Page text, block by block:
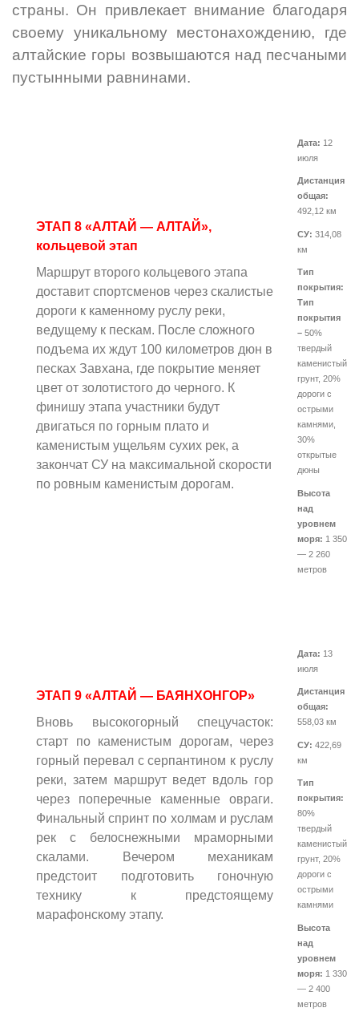
страны. Он привлекает внимание благодаря
своему уникальному местонахождению, где
алтайские горы возвышаются над песчаными
пустынными равнинами.
ЭТАП 8 «АЛТАЙ — АЛТАЙ»,
кольцевой этап
Маршрут второго кольцевого этапа
доставит спортсменов через скалистые
дороги к каменному руслу реки,
ведущему к пескам. После сложного
подъема их ждут 100 километров дюн в
песках Завхана, где покрытие меняет
цвет от золотистого до черного. К
финишу этапа участники будут
двигаться по горным плато и
каменистым ущельям сухих рек, а
закончат СУ на максимальной скорости
по ровным каменистым дорогам.
Дата: 12
июля
Дистанция
общая:
492,12 км
СУ: 314,08
км
Тип
покрытия:
Тип
покрытия
– 50%
твердый
каменистый
грунт, 20%
дороги с
острыми
камнями,
30%
открытые
дюны
Высота
над
уровнем
моря: 1 350
— 2 260
метров
ЭТАП 9 «АЛТАЙ — БАЯНХОНГОР»
Вновь высокогорный спецучасток:
старт по каменистым дорогам, через
горный перевал с серпантином к руслу
реки, затем маршрут ведет вдоль гор
через поперечные каменные овраги.
Финальный спринт по холмам и руслам
рек с белоснежными мраморными
скалами. Вечером механикам
предстоит подготовить гоночную
технику к предстоящему
марафонскому этапу.
Дата: 13
июля
Дистанция
общая:
558,03 км
СУ: 422,69
км
Тип
покрытия:
80%
твердый
каменистый
грунт, 20%
дороги с
острыми
камнями
Высота
над
уровнем
моря: 1 330
— 2 400
метров